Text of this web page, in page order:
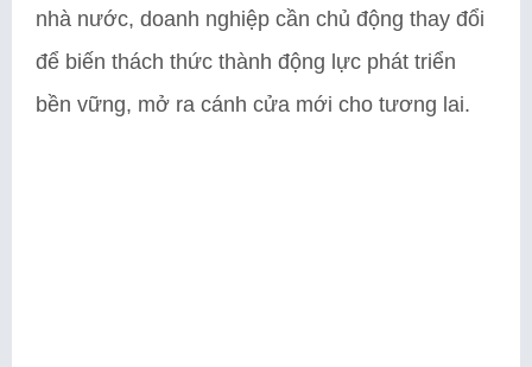
nhà nước, doanh nghiệp cần chủ động thay đổi
để biến thách thức thành động lực phát triển
bền vững, mở ra cánh cửa mới cho tương lai.